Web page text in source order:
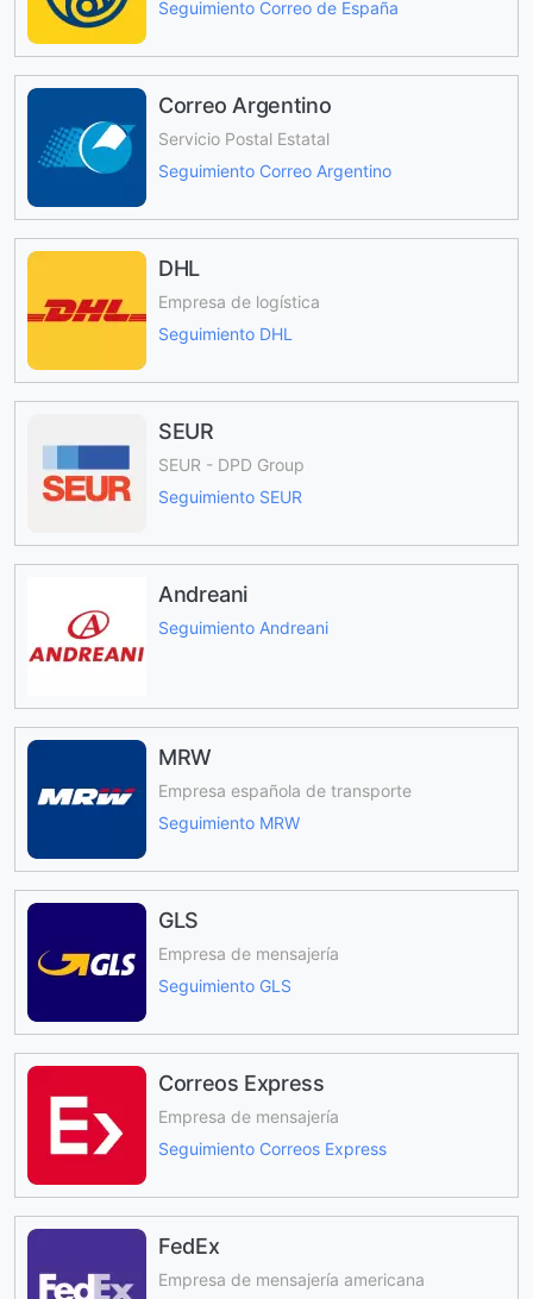
Seguimiento Correo de España
Correo Argentino
Servicio Postal Estatal
Seguimiento Correo Argentino
DHL
Empresa de logística
Seguimiento DHL
SEUR
SEUR - DPD Group
Seguimiento SEUR
Andreani
Seguimiento Andreani
MRW
Empresa española de transporte
Seguimiento MRW
GLS
Empresa de mensajería
Seguimiento GLS
Correos Express
Empresa de mensajería
Seguimiento Correos Express
FedEx
Empresa de mensajería americana